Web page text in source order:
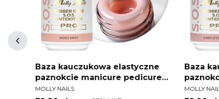
Baza kauczukowa elastyczne
paznokcie manicure pedicure
do ozdób S.O.S. Antidotum Pro
PRODUCENT
MOLLY NAILS
Baza
do
MOLLY